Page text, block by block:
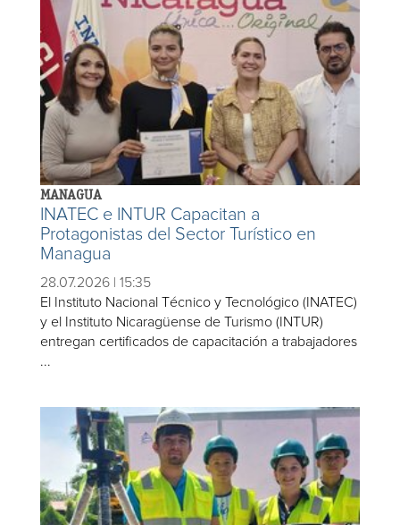
MANAGUA
INATEC e INTUR Capacitan a
Protagonistas del Sector Turístico en
Managua
28.07.2026 | 15:35
El Instituto Nacional Técnico y Tecnológico (INATEC)
y el Instituto Nicaragüense de Turismo (INTUR)
entregan certificados de capacitación a trabajadores
...